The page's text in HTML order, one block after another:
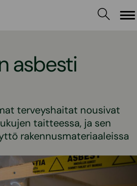
asbesti
terveyshaitat nousivat
taitteessa, ja sen
rakennusmateriaaleissa